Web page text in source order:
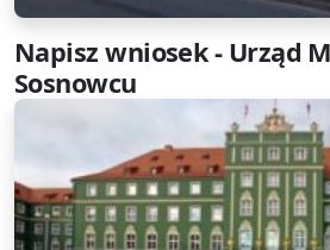
Napisz wniosek - Urząd
Sosnowcu